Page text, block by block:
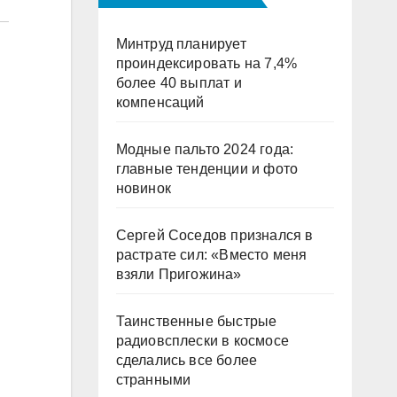
Минтруд планирует
проиндексировать на 7,4%
более 40 выплат и
компенсаций
Модные пальто 2024 года:
главные тенденции и фото
новинок
Сергей Соседов признался в
растрате сил: «Вместо меня
взяли Пригожина»
Таинственные быстрые
радиовсплески в космосе
сделались все более
странными